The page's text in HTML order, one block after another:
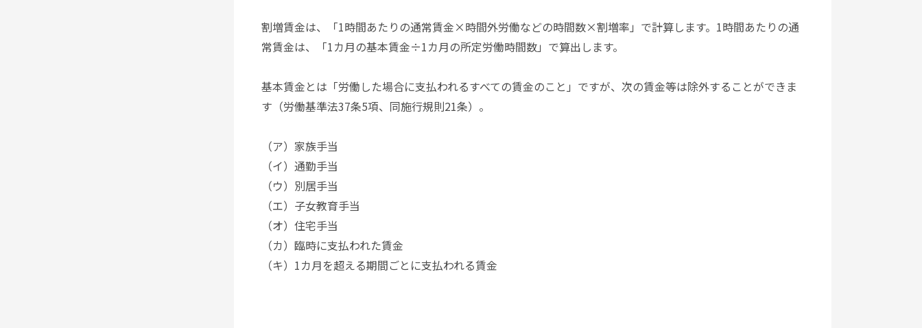
割増賃金は、「1時間あたりの通常賃金×時間外労働などの時間数×割増率」で計算します。1時間あたりの通
常賃金は、「1カ月の基本賃金÷1カ月の所定労働時間数」で算出します。
基本賃金とは「労働した場合に支払われるすべての賃金のこと」ですが、次の賃金等は除外することができま
す（労働基準法37条5項、同施行規則21条）。
（ア）家族手当
（イ）通勤手当
（ウ）別居手当
（エ）子女教育手当
（オ）住宅手当
（カ）臨時に支払われた賃金
（キ）1カ月を超える期間ごとに支払われる賃金